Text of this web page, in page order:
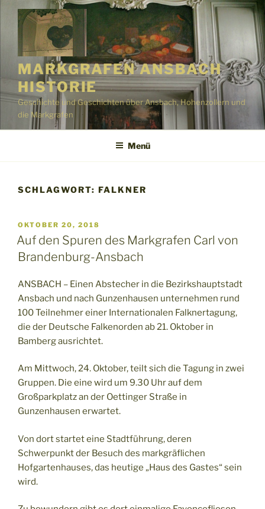
Zum
Inhalt
springen
MARKGRAFEN ANSBACH
HISTORIE
Geschichte und Geschichten über Ansbach, Hohenzollern und
die Markgrafen
Menü
SCHLAGWORT: FALKNER
VERÖFFENTLICHT
AM
OKTOBER 20, 2018
Auf den Spuren des Markgrafen Carl von
Brandenburg-Ansbach
ANSBACH – Einen Abstecher in die Bezirkshauptstadt
Ansbach und nach Gunzenhausen unternehmen rund
100 Teilnehmer einer Internationalen Falknertagung,
die der Deutsche Falkenorden ab 21. Oktober in
Bamberg ausrichtet.
Am Mittwoch, 24. Oktober, teilt sich die Tagung in zwei
Gruppen. Die eine wird um 9.30 Uhr auf dem
Großparkplatz an der Oettinger Straße in
Gunzenhausen erwartet.
Von dort startet eine Stadtführung, deren
Schwerpunkt der Besuch des markgräflichen
Hofgartenhauses, das heutige „Haus des Gastes“ sein
wird.